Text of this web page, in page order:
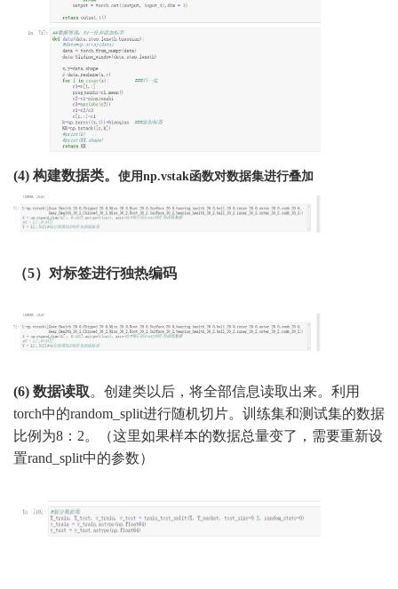
(4) 构建数据类。 使用np.vstak函数对数据集进行叠加
（5） 对标签进行独热编码
(6) 数据读取。创建类以后，将全部信息读取出来。利用
torch中的random_split进行随机切片。训练集和测试集的数据
比例为8 ： 2。（这里如果样本的数据总量变了，需要重新设
置rand_split中的参数）